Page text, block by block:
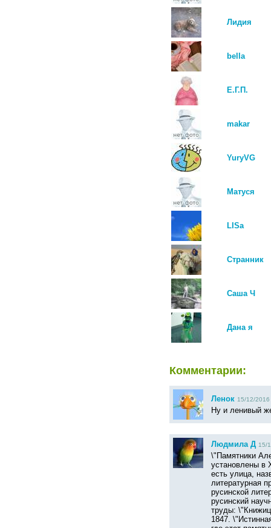
Лидия
bella
Е.Г.П.
makar
YuryVG
Mатуся
LISa
Странник
Саша Ч
Дана я
Комментарии:
Ленок 15/12/
Ну и ленивый
Людмила Д 15/
\"Памятники
установлены в
есть улица,
литературная
русинской
русинский
труды:
1847.